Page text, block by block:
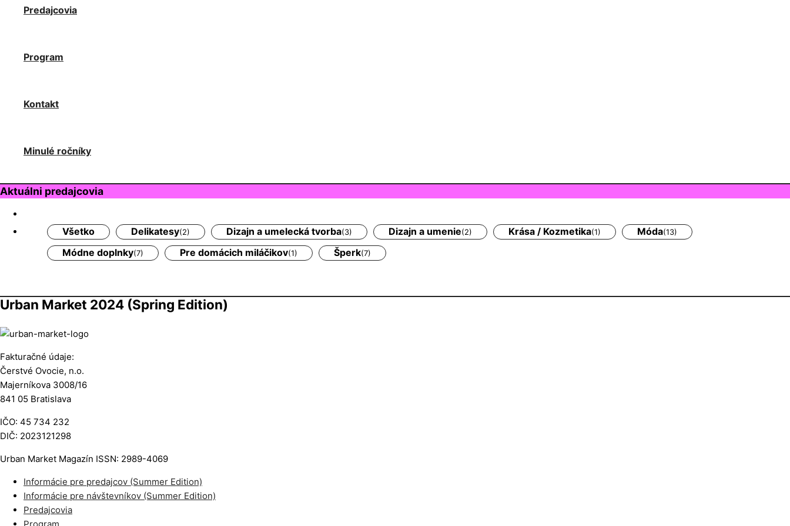
Predajcovia
Program
Kontakt
Minulé ročníky
Aktuálni predajcovia
Všetko Delikatesy(2) Dizajn a umelecká tvorba(3) Dizajn a umenie(2) Krása / Kozmetika(1) Móda(13)
Módne doplnky(7) Pre domácich miláčikov(1) Šperk(7)
Urban Market 2024 (Spring Edition)
Fakturačné údaje:
Čerstvé Ovocie, n.o.
Majerníkova 3008/16
841 05 Bratislava
IČO: 45 734 232
DIČ: 2023121298
Urban Market Magazín ISSN: 2989-4069
Informácie pre predajcov (Summer Edition)
Informácie pre návštevníkov (Summer Edition)
Predajcovia